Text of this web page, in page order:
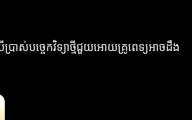
ាស់បច្ចេកវិទ្យាថ្មីជួយអោយគ្រូពេទ្យអាចដឹង